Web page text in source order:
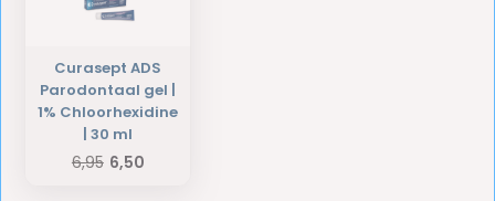
Curasept ADS
Parodontaal gel |
1% Chloorhexidine
| 30 ml
6,95 6,50